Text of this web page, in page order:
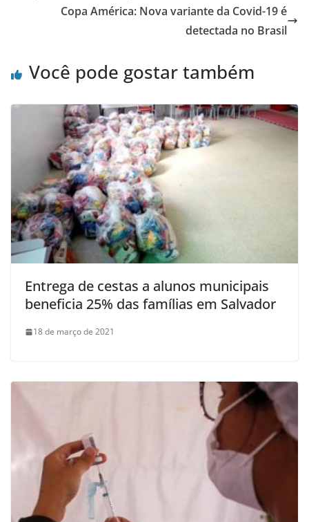
Copa América: Nova variante da Covid-19 é
detectada no Brasil
Você pode gostar também
Entrega de cestas a alunos municipais
beneficia 25% das famílias em Salvador
18 de março de 2021